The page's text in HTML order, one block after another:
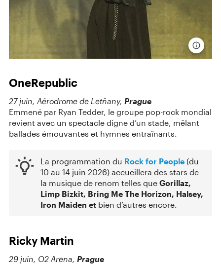
OneRepublic
27 juin, Aérodrome de Letňany, Prague
Emmené par Ryan Tedder, le groupe pop-rock mondial
revient avec un spectacle digne d’un stade, mêlant
ballades émouvantes et hymnes entraînants.
La programmation du Rock for People (du
10 au 14 juin 2026) accueillera des stars de
la musique de renom telles que Gorillaz,
Limp Bizkit, Bring Me The Horizon, Halsey,
Iron Maiden et bien d’autres encore.
Ricky Martin
29 juin, O2 Arena, Prague